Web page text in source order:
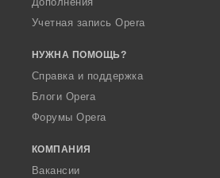
Учетная запись Opera
НУЖНА ПОМОЩЬ?
Справка и поддержка
Блоги Opera
Форумы Opera
КОМПАНИЯ
Вакансии